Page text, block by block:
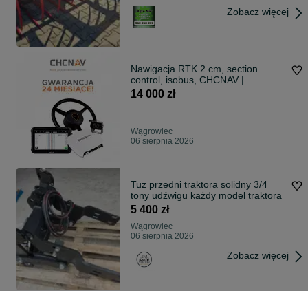
Zobacz więcej
Nawigacja RTK 2 cm, section
control, isobus, CHCNAV |
PROMOCJA!
14 000 zł
Wągrowiec
06 sierpnia 2026
Tuz przedni traktora solidny 3/4
tony udźwigu każdy model traktora
5 400 zł
Wągrowiec
06 sierpnia 2026
Zobacz więcej